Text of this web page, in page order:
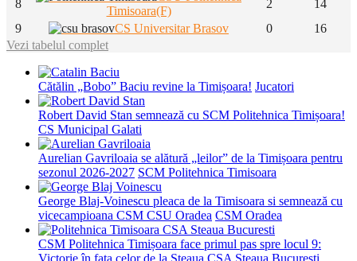
8
Timisoara(F)
2
14
9
CS Universitar Brasov 0
16
Vezi tabelul complet
Cătălin „Bobo” Baciu revine la Timișoara! Jucatori
Robert David Stan semnează cu SCM Politehnica Timișoara!
CS Municipal Galati
Aurelian Gavriloaia se alătură „leilor” de la Timișoara pentru
sezonul 2026-2027 SCM Politehnica Timisoara
George Blaj-Voinescu pleaca de la Timisoara si semnează cu
vicecampioana CSM CSU Oradea CSM Oradea
CSM Politehnica Timișoara face primul pas spre locul 9:
Victorie în fața celor de la Steaua CSA Steaua Bucuresti